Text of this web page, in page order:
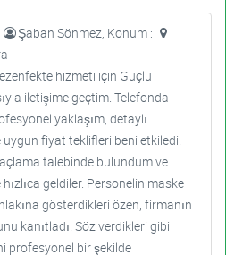
Şaban Sönmez, Konum :
hizmeti için Güçlü
iletişime geçtim. Telefonda
yaklaşım, detaylı
uygun fiyat teklifleri beni etkiledi.
talebinde bulundum ve
geldiler. Personelin maske
gösterdikleri özen, firmanın
kanıtladı. Söz verdikleri gibi
profesyonel bir şekilde